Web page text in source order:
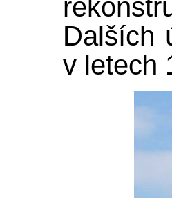
Dalších
v letech